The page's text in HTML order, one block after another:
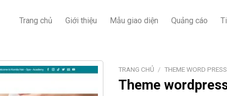
Trang chủ Giới thiệu Mẫu giao diện Quảng cáo
TRANG CHỦ / THEME WORD
Theme